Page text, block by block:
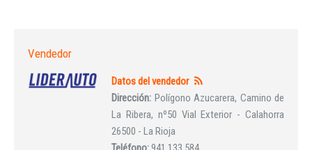
Vendedor
Datos del vendedor
Dirección: Polígono Azucarera, Camino de
La Ribera, nº50 Vial Exterior - Calahorra
26500 - La Rioja